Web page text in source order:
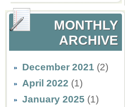
MONTHLY
ARCHIVE
December 2021 (2)
April 2022 (1)
January 2025 (1)